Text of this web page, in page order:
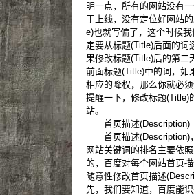
明一点，所有的网站没有
于上线，没有定位好网站
e)也就写偏了，这个时候
定要从标题(Title)后面的词
果修改标题(Title)后的第二
前面标题(Title)中的词，如
相应的降权，那么你就必
提醒一下，修改标题(Title)
站。
首页描述(Description)
首页描述(Description)，
网站关键词的排名主要依
的，百度对每个网站首页
随意性修改首页描述
先，我们要知道，百度能